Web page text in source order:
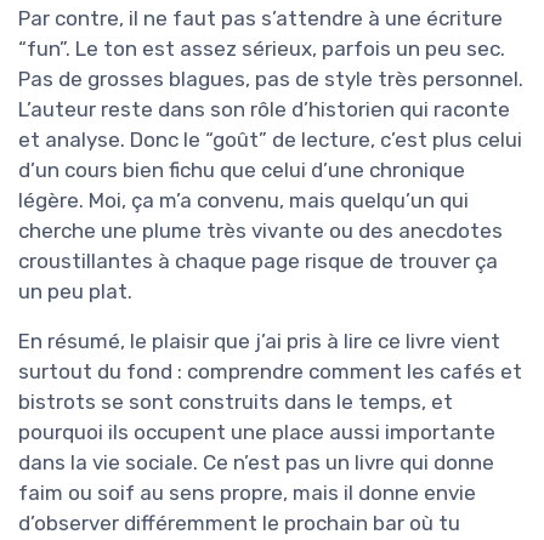
Par contre, il ne faut pas s’attendre à une écriture
“fun”. Le ton est assez sérieux, parfois un peu sec.
Pas de grosses blagues, pas de style très personnel.
L’auteur reste dans son rôle d’historien qui raconte
et analyse. Donc le “goût” de lecture, c’est plus celui
d’un cours bien fichu que celui d’une chronique
légère. Moi, ça m’a convenu, mais quelqu’un qui
cherche une plume très vivante ou des anecdotes
croustillantes à chaque page risque de trouver ça
un peu plat.
En résumé, le plaisir que j’ai pris à lire ce livre vient
surtout du fond : comprendre comment les cafés et
bistrots se sont construits dans le temps, et
pourquoi ils occupent une place aussi importante
dans la vie sociale. Ce n’est pas un livre qui donne
faim ou soif au sens propre, mais il donne envie
d’observer différemment le prochain bar où tu